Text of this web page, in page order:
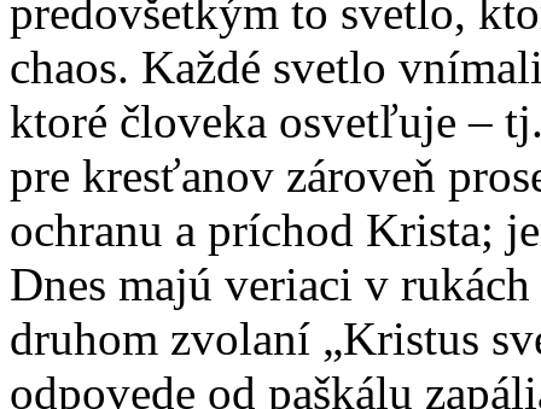
predovšetkým to svetlo,
chaos. Každé svetlo
ktoré človeka osvetľuje –
pre kresťanov zároveň
ochranu a príchod Krista;
Dnes majú veriaci v
druhom zvolaní „Kristus
odpovede od paškálu